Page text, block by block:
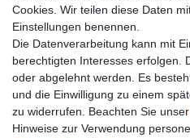
Diesel, Benziner, Komplett-
Vertrag
Cookies. Wir teilen diese Daten
Einstellungen benennen.
Die Datenverarbeitung kann mit
berechtigten Interesses erfolgen.
oder abgelehnt werden. Es
und die Einwilligung zu einem
zu widerrufen. Beachten Sie unser
Hinweise zur Verwendung